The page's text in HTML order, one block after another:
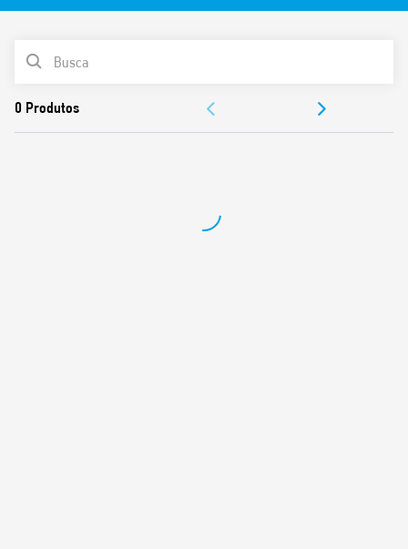
Lógica de segurança positiva – O contato abre quando o
2 versões: 1 contato reversível, 6 A (17.5 mm de largura) e
contatos reversíveis, 8 A (22.5 mm de largura)
Montagem em trilho 35 mm (EN 60715)
LISTA DE PRODUTOS
APROVAÇÕES